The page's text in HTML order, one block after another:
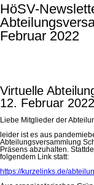
HöSV-
Februar 2022
Virtuelle
12. Februar 2022
Liebe Mitglieder der
leider ist es aus
Abteilungsversammlung
Präsens abzuhalten.
folgendem Link statt:
https://kurzelinks.de/